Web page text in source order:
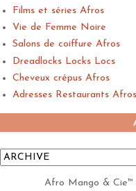
Films et séries Afros
Vie de Femme Noire
Salons de coiffure Afros
Dreadlocks Locks Locs
Cheveux crépus Afros
Adresses Restaurants Afros
Afro Mango & Cie™